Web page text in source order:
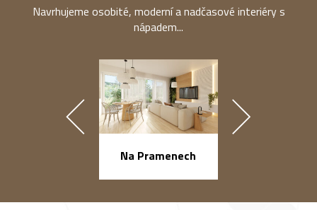
Navrhujeme osobité, moderní a nadčasové interiéry s
nápadem...
Na Pramenech